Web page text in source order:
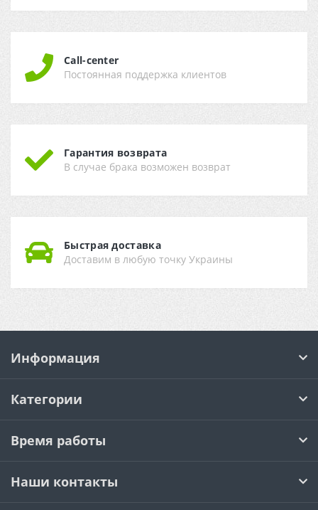
Call-center
Постоянная поддержка клиентов
Гарантия возврата
В случае брака возможен возврат
Быстрая доставка
Доставим в любую точку Украины
Информация
Категории
Время работы
Наши контакты